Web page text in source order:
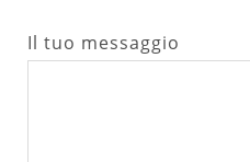
Il tuo messaggio